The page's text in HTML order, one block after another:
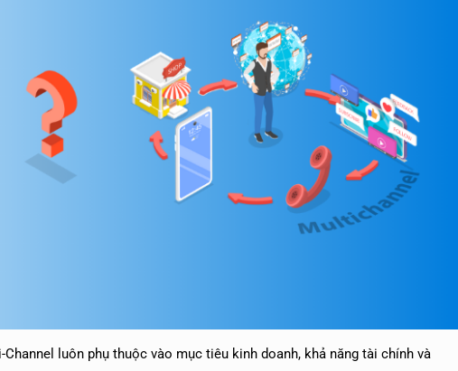
luôn phụ thuộc vào mục tiêu kinh doanh, khả năng tài chính và